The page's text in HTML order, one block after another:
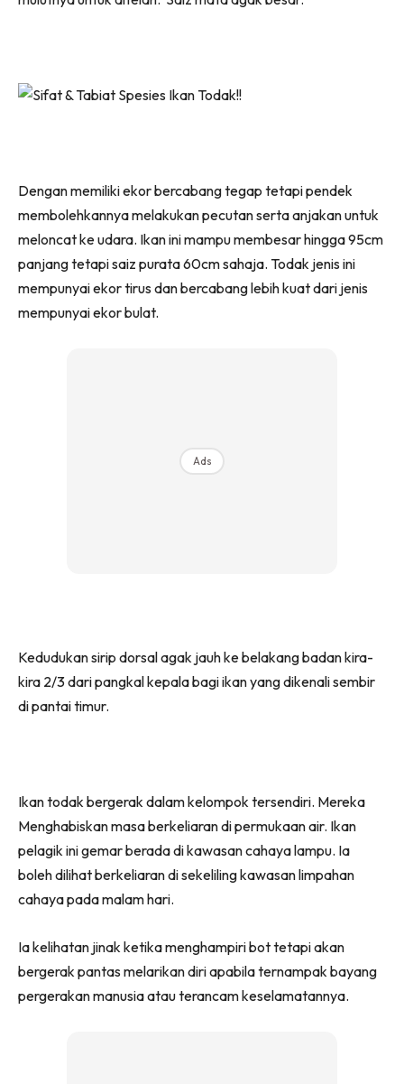
Dengan memiliki ekor bercabang tegap tetapi pendek
membolehkannya melakukan pecutan serta anjakan untuk
meloncat ke udara. Ikan ini mampu membesar hingga 95cm
panjang tetapi saiz purata 60cm sahaja. Todak jenis ini
mempunyai ekor tirus dan bercabang lebih kuat dari jenis
mempunyai ekor bulat.
Ads
Kedudukan sirip dorsal agak jauh ke belakang badan kira-
kira 2/3 dari pangkal kepala bagi ikan yang dikenali sembir
di pantai timur.
Ikan todak bergerak dalam kelompok tersendiri. Mereka
Menghabiskan masa berkeliaran di permukaan air. Ikan
pelagik ini gemar berada di kawasan cahaya lampu. Ia
boleh dilihat berkeliaran di sekeliling kawasan limpahan
cahaya pada malam hari.
Ia kelihatan jinak ketika menghampiri bot tetapi akan
bergerak pantas melarikan diri apabila ternampak bayang
pergerakan manusia atau terancam keselamatannya.